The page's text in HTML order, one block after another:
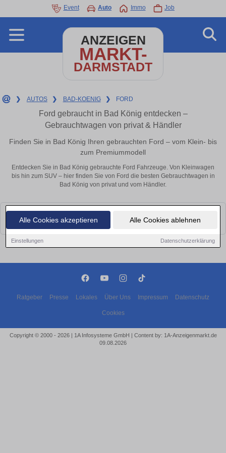
Alle Cookies akzeptieren Alle Cookies ablehnen
Einstellungen Datenschutzerklärung
Event Auto Immo Job
ANZEIGEN
MARKT-
DARMSTADT
❯ AUTOS ❯ BAD-KOENIG ❯ FORD
Ford gebraucht in Bad König entdecken –
Gebrauchtwagen von privat & Händler
Finden Sie in Bad König Ihren gebrauchten Ford – vom Klein- bis
zum Premiummodell
Entdecken Sie in Bad König gebrauchte Ford Fahrzeuge. Von Kleinwagen
bis hin zum SUV – hier finden Sie von Ford die besten Gebrauchtwagen in
Bad König von privat und vom Händler.
Leider konnten wir derzeit keine passenden Autos finden. Schauen Sie
bald wieder vorbei!
Ratgeber Presse Lokales Über Uns Impressum Datenschutz
Cookies
Copyright © 2000 - 2026 | 1A Infosysteme GmbH | Content by: 1A-Anzeigenmarkt.de
09.08.2026